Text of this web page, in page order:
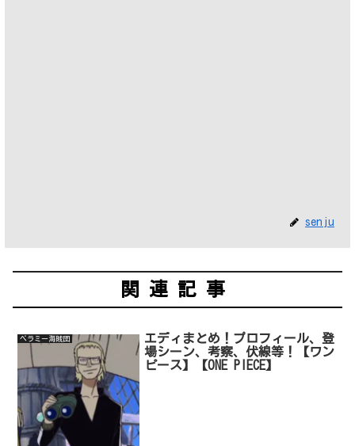
senju
関連記事
ベラミー海賊団
エディまとめ！プロフィール、登
場シーン、考察、伏線等！【ワン
ピース】【ONE PIECE】